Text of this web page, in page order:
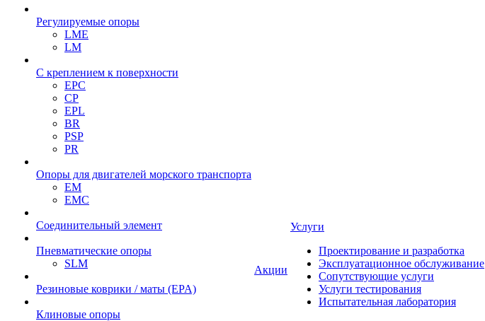
Регулируемые опоры
LME
LM
С креплением к поверхности
EPC
CP
EPL
BR
PSP
PR
Опоры для двигателей морского транспорта
EM
EMC
Cоединительный элемент
Пневматические опоры
SLM
Резиновые коврики / маты (EPA)
Клиновые опоры
Акции
Услуги
Проектирование и разработка
Эксплуатационное обслуживание
Сопутствующие услуги
Услуги тестирования
Испытательная лаборатория